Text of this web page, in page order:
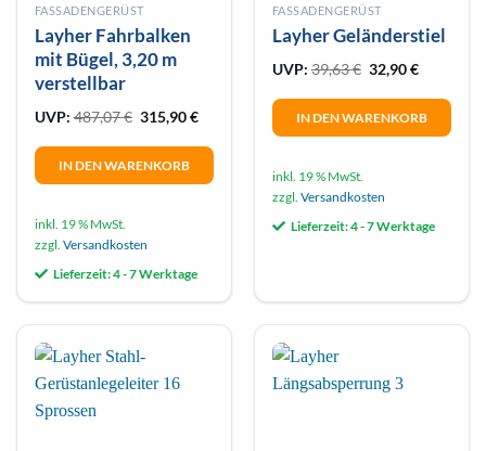
FASSADENGERÜST
Layher Fahrbalken
mit Bügel, 3,20 m
verstellbar
UVP: 487,07€ Ursprünglicher Preis war: 487,07 €
315,90€Aktueller Preis ist: 315,90 €.
IN DEN WARENKORB
inkl. 19 % MwSt.
zzgl. Versandkosten
Lieferzeit:4 - 7 Werktage
FASSADENGERÜST
Layher Geländerstiel
UVP: 39,63€ Ursprünglicher
32,90€Aktueller
IN DEN WARENKORB
inkl. 19 % MwSt.
zzgl. Versandkosten
Lieferzeit:4 - 7 Werktage